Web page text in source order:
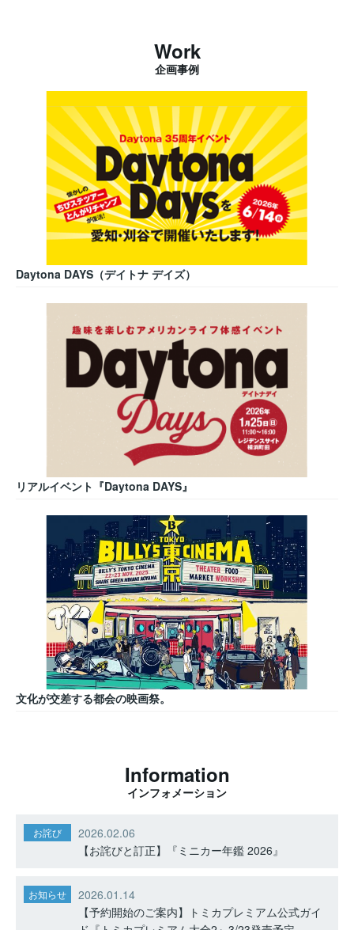
Work
企画事例
Daytona DAYS（デイトナ デイズ）
リアルイベント『Daytona DAYS』
文化が交差する都会の映画祭。
Information
インフォメーション
お詫び
2026.02.06
【お詫びと訂正】『ミニカー年鑑 2026』
お知らせ
2026.01.14
【予約開始のご案内】トミカプレミアム公式ガイ